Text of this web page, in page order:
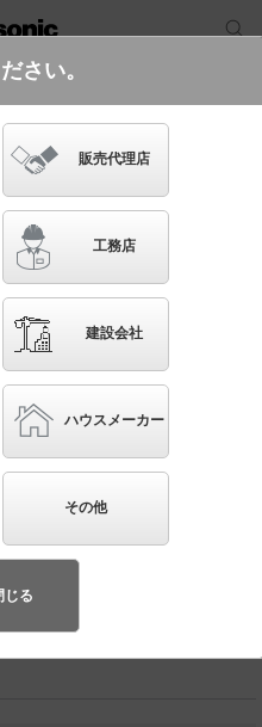
度計算
CF1
壁直付型 LED（昼白
タイプ LEDフラットラ
丸形蛍光灯30形1灯器具
さい。
販売代理店
工務店
建設会社
ハウスメーカー
その他
じる